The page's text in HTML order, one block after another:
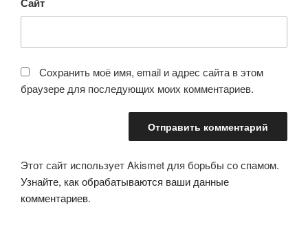
Сохранить моё имя, email и адрес сайта в этом
браузере для последующих моих комментариев.
Этот сайт использует Akismet для борьбы со спамом.
Узнайте, как обрабатываются ваши данные
комментариев.